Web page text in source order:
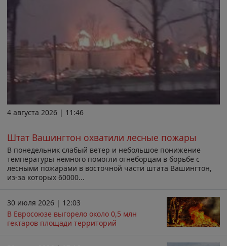
4 августа 2026 | 11:46
Штат Вашингтон охватили лесные пожары
В понедельник слабый ветер и небольшое понижение
температуры немного помогли огнеборцам в борьбе с
лесными пожарами в восточной части штата Вашингтон,
из-за которых 60000...
30 июля 2026 | 12:03
В Евросоюзе выгорело около 0,5 млн
гектаров площади территорий